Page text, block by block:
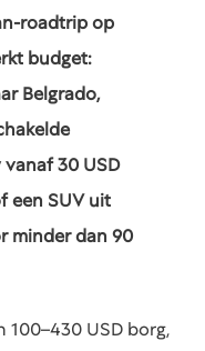
roadtrip op
budget:
Belgrado,
30 USD
een SUV uit
minder dan 90
100–430 USD borg,